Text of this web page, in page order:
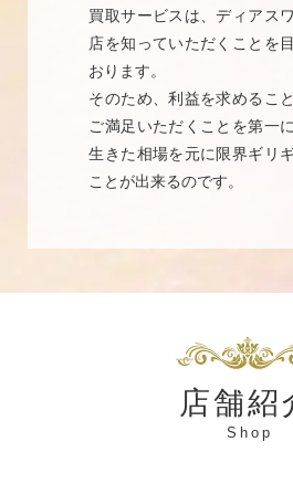
買取サービスは、ディアス
店を知っていただくことを
おります。
そのため、利益を求めるこ
ご満足いただくことを第一
生きた相場を元に限界ギリ
ことが出来るのです。
店舗紹
Shop